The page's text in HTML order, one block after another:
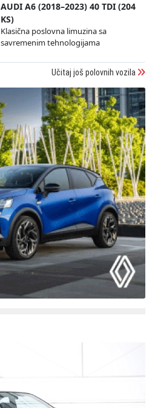
AUDI A6 (2018–2023) 40 TDI (204
KS)
Klasična poslovna limuzina sa
savremenim tehnologijama
Učitaj još polovnih vozila